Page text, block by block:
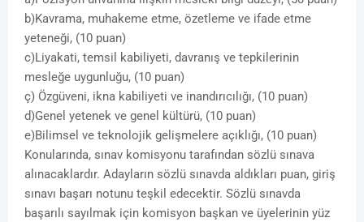
b)Kavrama, muhakeme etme, özetleme ve ifade etme
yeteneği, (10 puan)
c)Liyakati, temsil kabiliyeti, davranış ve tepkilerinin
mesleğe uygunluğu, (10 puan)
ç) Özgüveni, ikna kabiliyeti ve inandırıcılığı, (10 puan)
d)Genel yetenek ve genel kültürü, (10 puan)
e)Bilimsel ve teknolojik gelişmelere açıklığı, (10 puan)
Konularında, sınav komisyonu tarafından sözlü sınava
alınacaklardır. Adayların sözlü sınavda aldıkları puan, giriş
sınavı başarı notunu teşkil edecektir. Sözlü sınavda
başarılı sayılmak için komisyon başkan ve üyelerinin yüz